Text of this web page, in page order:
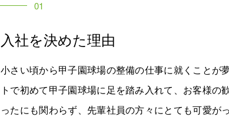
01
入社を決めた理由
小さい頃から甲子園球場の整備の仕事に就くことが
トで初めて甲子園球場に足を踏み入れて、お客様
ったにも関わらず、先輩社員の方々にとても可愛が